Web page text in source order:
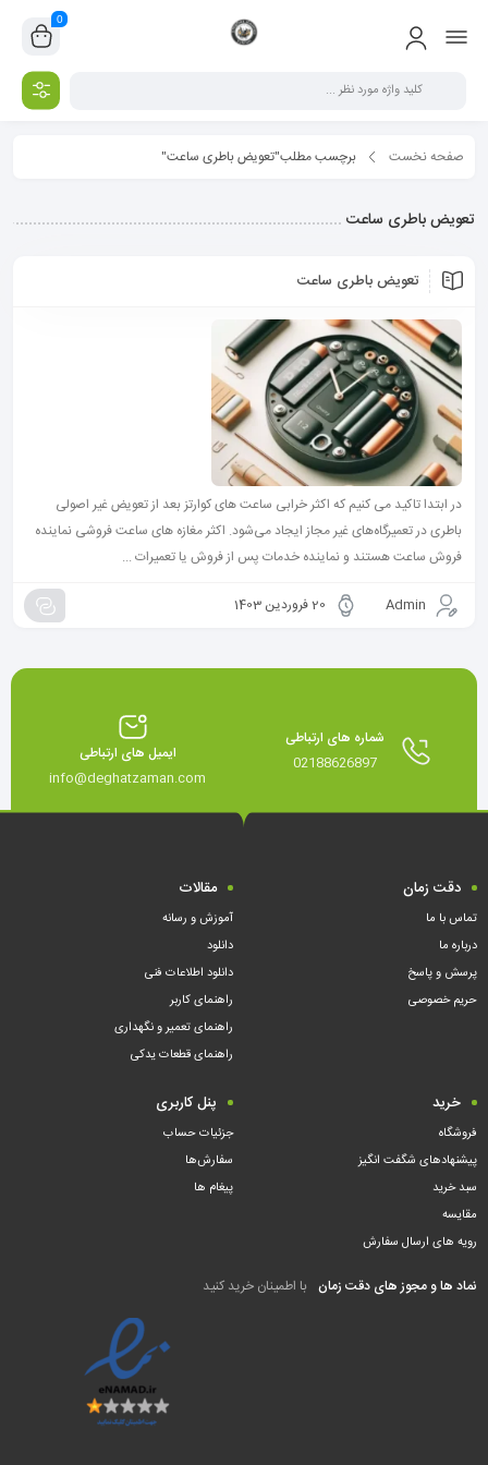
0
صفحه نخست برچسب مطلب"تعویض باطری ساعت"
تعویض باطری ساعت
تعویض باطری ساعت
در ابتدا تاکید می کنیم که اکثر خرابی‌ ساعت های کوارتز بعد از تعویض غیر اصولی
باطری در تعمیرگاه‌های غیر مجاز ایجاد می‌شود. اکثر مغازه های ساعت فروشی نماینده
فروش ساعت هستند و نماینده خدمات پس از فروش یا تعمیرات ...
Admin 20 فروردین 1403
شماره های ارتباطی
02188626897
ایمیل های ارتباطی
info@deghatzaman.com
دقت زمان
تماس با ما
درباره ما
پرسش و پاسخ
حریم خصوصی
مقالات
آموزش و رسانه
دانلود
دانلود اطلاعات فنی
راهنمای کاربر
راهنمای تعمیر و نگهداری
راهنمای قطعات یدکی
خرید
فروشگاه
پیشنهادهای شگفت انگیز
سبد خرید
مقایسه
رویه های ارسال سفارش
پنل کاربری
جزئیات حساب
سفارش‌ها
پیغام ها
نماد ها و مجوز های دقت زمان با اطمینان خرید کنید